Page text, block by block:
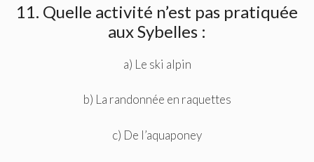
11. Quelle activité n’est pas pratiquée
aux Sybelles :
a) Le ski alpin
b) La randonnée en raquettes
c) De l’aquaponey